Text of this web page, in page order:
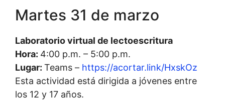
Martes 31 de marzo
Laboratorio virtual de lectoescritura
Hora: 4:00 p.m. – 5:00 p.m.
Lugar: Teams – https://acortar.link/HxskOz
Esta actividad está dirigida a jóvenes entre
los 12 y 17 años.